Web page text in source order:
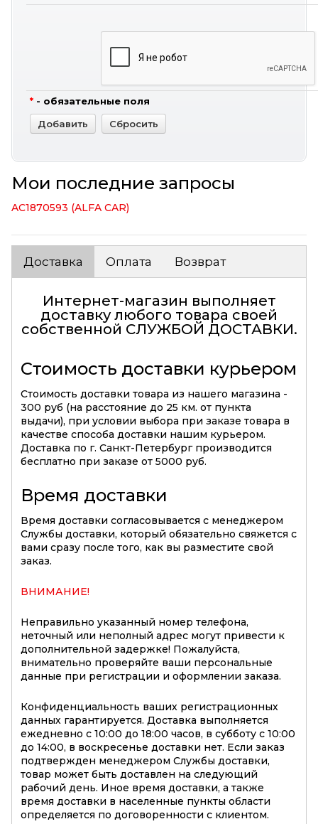
* - обязательные поля
Мои последние запросы
AC1870593 (ALFA CAR)
Доставка Оплата Возврат
Интернет-магазин выполняет
доставку любого товара своей
собственной СЛУЖБОЙ ДОСТАВКИ.
Стоимость доставки курьером
Стоимость доставки товара из нашего магазина -
300 руб (на расстояние до 25 км. от пункта
выдачи), при условии выбора при заказе товара в
качестве способа доставки нашим курьером.
Доставка по г. Санкт-Петербург производится
бесплатно при заказе от 5000 руб.
Время доставки
Время доставки согласовывается с менеджером
Службы доставки, который обязательно свяжется с
вами сразу после того, как вы разместите свой
заказ.
ВНИМАНИЕ!
Неправильно указанный номер телефона,
неточный или неполный адрес могут привести к
дополнительной задержке! Пожалуйста,
внимательно проверяйте ваши персональные
данные при регистрации и оформлении заказа.
Конфиденциальность ваших регистрационных
данных гарантируется. Доставка выполняется
ежедневно с 10:00 до 18:00 часов, в субботу с 10:00
до 14:00, в воскресенье доставки нет. Если заказ
подтвержден менеджером Службы доставки,
товар может быть доставлен на следующий
рабочий день. Иное время доставки, а также
время доставки в населенные пункты области
определяется по договоренности с клиентом.